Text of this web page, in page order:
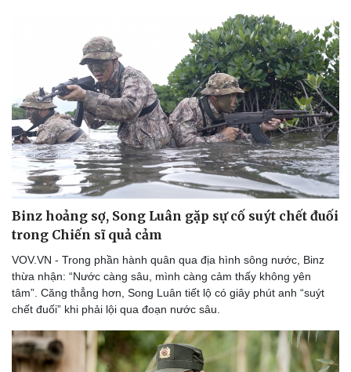
Sức khỏe
Dinh dưỡng - món ngon
Cây thuốc
Sản phụ khoa
Đời sống
Nhà đẹp
Blog
Tình yêu - Gia đình
Binz hoảng sợ, Song Luân gặp sự cố suýt chết đuối
trong Chiến sĩ quả cảm
VOV.VN - Trong phần hành quân qua địa hình sông nước, Binz
thừa nhận: “Nước càng sâu, mình càng cảm thấy không yên
tâm”. Căng thẳng hơn, Song Luân tiết lộ có giây phút anh “suýt
chết đuối” khi phải lội qua đoạn nước sâu.